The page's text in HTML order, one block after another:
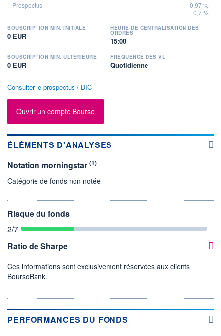
0,97 %
0,7 %
SOUSCRIPTION MIN. INITIALE
0 EUR
HEURE DE CENTRALISATION DES
ORDRES
15:00
SOUSCRIPTION MIN. ULTÉRIEURE
0 EUR
FRÉQUENCE DES VL
Quotidienne
Consulter le prospectus / DIC
Ouvrir un compte Bourse
ÉLÉMENTS D'ANALYSES
Notation morningstar (1)
Catégorie de fonds non notée
Risque du fonds
2/7
Ratio de Sharpe
Ces informations sont exclusivement réservées aux clients
BoursoBank.
PERFORMANCES DU FONDS